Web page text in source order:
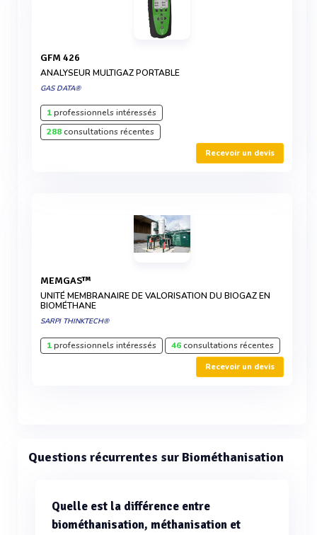
GFM 426
ANALYSEUR MULTIGAZ PORTABLE
GAS DATA®
1professionnels intéressés
288consultations récentes
Recevoir un devis
MEMGAS™
UNITÉ MEMBRANAIRE DE VALORISATION DU BIOGAZ EN
BIOMÉTHANE
SARPI THINKTECH®
1professionnels intéressés 46consultations récentes
Recevoir un devis
Questions récurrentes sur Biométhanisation
Quelle est la différence entre
biométhanisation, méthanisation et